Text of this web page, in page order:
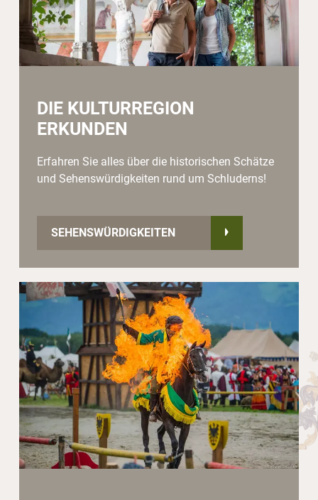
DIE KULTURREGION
ERKUNDEN
Erfahren Sie alles über die historischen Schätze
und Sehenswürdigkeiten rund um Schluderns!
SEHENSWÜRDIGKEITEN